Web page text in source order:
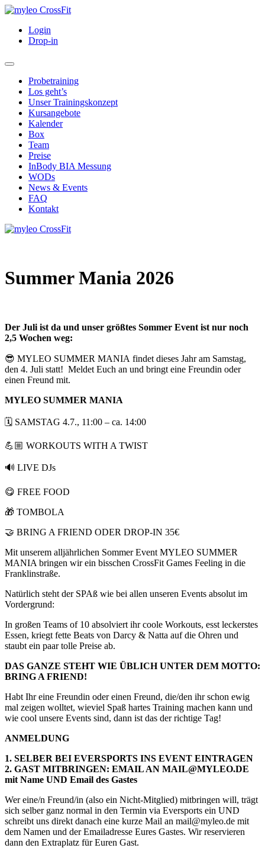
Login
Drop-in
Probetraining
Los geht’s
Unser Trainingskonzept
Kursangebote
Kalender
Box
Team
Preise
InBody BIA Messung
WODs
News & Events
FAQ
Kontakt
Summer Mania 2026
Der Juli ist da und unser größtes Sommer Event ist nur noch
2,5 Wochen weg:
😎 MYLEO SUMMER MANIA findet dieses Jahr am Samstag,
den 4. Juli statt! Meldet Euch an und bringt eine Freundin oder
einen Freund mit.
MYLEO SUMMER MANIA
🗓️ SAMSTAG 4.7., 11:00 – ca. 14:00
💪🏼 WORKOUTS WITH A TWIST
🔊 LIVE DJs
😋 FREE FOOD
🎁 TOMBOLA
🤝 BRING A FRIEND ODER DROP-IN 35€
Mit unserem alljährlichen Sommer Event MYLEO SUMMER
MANIA bringen wir ein bisschen CrossFit Games Feeling in die
Franklinstraße.
Natürlich steht der SPAß wie bei allen unseren Events absolut im
Vordergrund:
In großen Teams of 10 absolviert ihr coole Workouts, esst leckerstes
Essen, kriegt fette Beats von Darcy & Natta auf die Ohren und
staubt ein paar tolle Preise ab.
DAS GANZE STEHT WIE ÜBLICH UNTER DEM MOTTO:
BRING A FRIEND!
Habt Ihr eine Freundin oder einen Freund, die/den ihr schon ewig
mal zeigen wolltet, wieviel Spaß hartes Training machen kann und
wie cool unsere Events sind, dann ist das der richtige Tag!
ANMELDUNG
1. SELBER BEI EVERSPORTS INS EVENT EINTRAGEN
2. GAST MITBRINGEN: EMAIL AN MAIL@MYLEO.DE
mit Name UND Email des Gastes
Wer eine/n Freund/in (also ein Nicht-Mitglied) mitbringen will, trägt
sich selber ganz normal in den Termin via Eversports ein UND
schreibt uns direkt danach eine kurze Mail an mail@myleo.de mit
dem Namen und der Emailadresse Eures Gastes. Wir reservieren
dann den Extraplatz für Euren Gast.